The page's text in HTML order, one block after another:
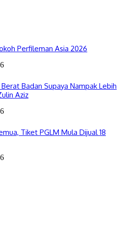
Perfileman Asia 2026
Badan Supaya Nampak Lebih
Aziz
Tiket PGLM Mula Dijual 18